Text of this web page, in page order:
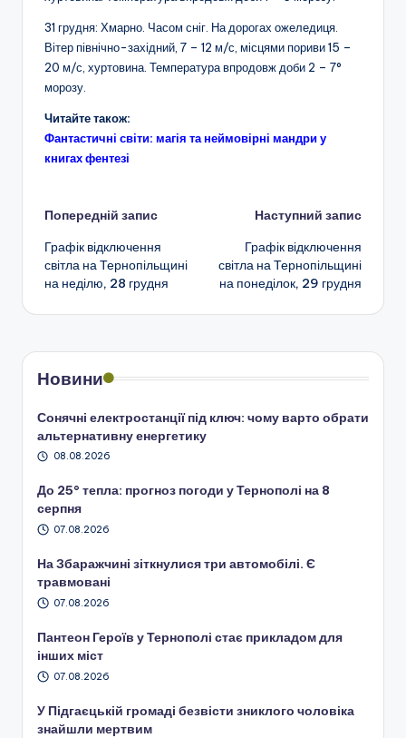
31 грудня: Хмарно. Часом сніг. На дорогах ожеледиця.
Вітер північно-західний, 7 – 12 м/с, місцями пориви 15 –
20 м/с, хуртовина. Температура впродовж доби 2 – 7°
морозу.
Читайте також:
Фантастичні світи: магія та неймовірні мандри у
книгах фентезі
Навігація
по
запису
Попередній запис
Графік відключення
світла на Тернопільщині
на неділю, 28 грудня
Наступний запис
Графік відключення
світла на Тернопільщині
на понеділок, 29 грудня
Новини
Сонячні електростанції під ключ: чому варто обрати
альтернативну енергетику
08.08.2026
До 25° тепла: прогноз погоди у Тернополі на 8
серпня
07.08.2026
На Збаражчині зіткнулися три автомобілі. Є
травмовані
07.08.2026
Пантеон Героїв у Тернополі стає прикладом для
інших міст
07.08.2026
У Підгаєцькій громаді безвісти зниклого чоловіка
знайшли мертвим